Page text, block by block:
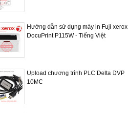
Hướng dẫn sử dụng máy in Fuji xerox
DocuPrint P115W - Tiếng Việt
Upload chương trình PLC Delta DVP
10MC